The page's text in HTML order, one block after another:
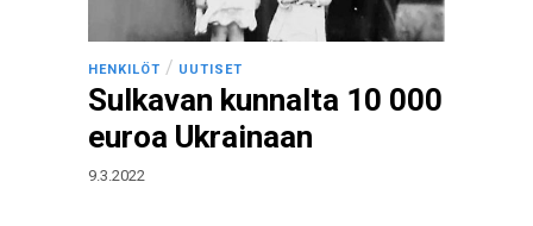
HENKILÖT / UUTISET
Sulkavan kunnalta 10 000
euroa Ukrainaan
9.3.2022